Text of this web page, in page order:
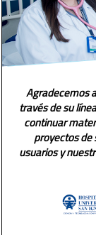
Agradecemos
través de su
continuar
proyectos de
usuarios y